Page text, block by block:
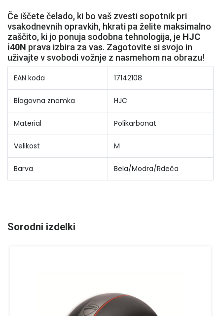
Če iščete čelado, ki bo vaš zvesti sopotnik pri
vsakodnevnih opravkih, hkrati pa želite maksimalno
zaščito, ki jo ponuja sodobna tehnologija, je HJC
i40N prava izbira za vas. Zagotovite si svojo in
uživajte v svobodi vožnje z nasmehom na obrazu!
EAN koda 17142108
Blagovna znamka HJC
Material Polikarbonat
Velikost M
Barva Bela/Modra/Rdeča
Sorodni izdelki